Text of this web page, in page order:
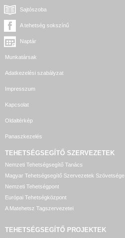
Sajtószoba
A tehetség sokszínű
Naptár
Munkatársak
Adatkezelési szabályzat
Impresszum
Kapcsolat
Oldaltérkép
Panaszkezelés
TEHETSÉGSEGÍTŐ SZERVEZETEK
Nemzeti Tehetségsegítő Tanács
Magyar Tehetségsegítő Szervezetek Szövetsége
Nemzeti Tehetségpont
Európai Tehetségközpont
A Matehetsz Tagszervezetei
TEHETSÉGSEGÍTŐ PROJEKTEK